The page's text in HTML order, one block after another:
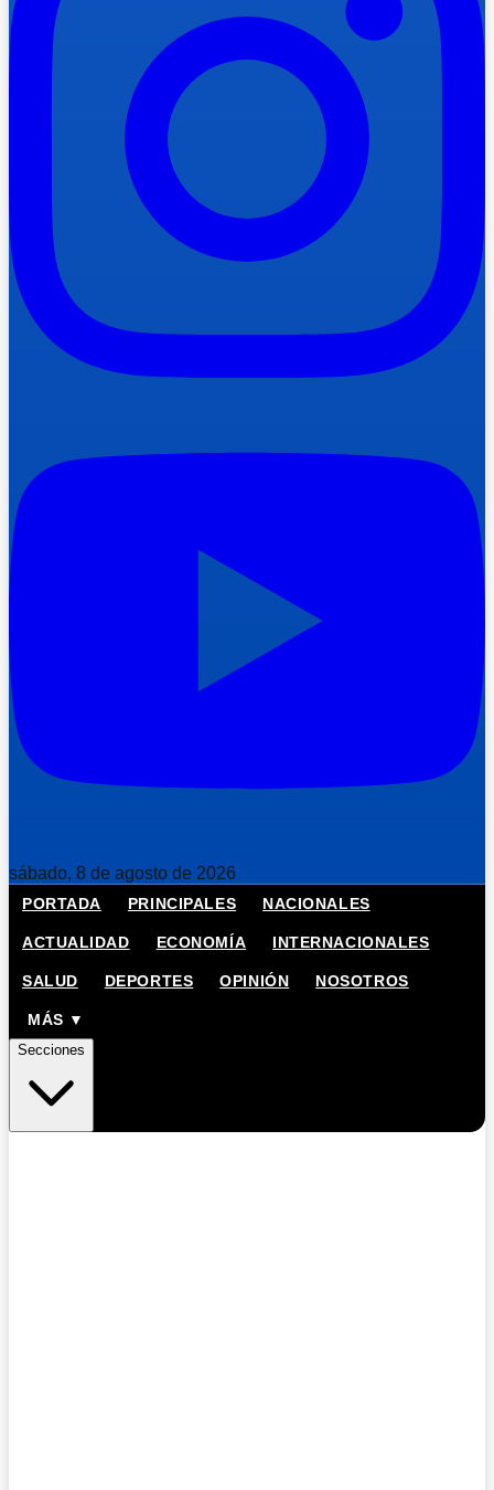
sábado, 8 de agosto de 2026
PORTADA PRINCIPALES NACIONALES
ACTUALIDAD ECONOMÍA INTERNACIONALES
SALUD DEPORTES OPINIÓN NOSOTROS
MÁS ▼
Secciones